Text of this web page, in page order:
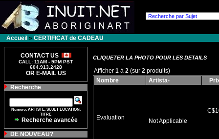
Accueil » CERTIFICAT de CADEAU
CONTACT US
CALL: 11AM - 9PM PST
604.913.2428
OR E-MAIL US
Recherche
Numero, ARTISTE, SUJET LOCATION,
TITRE
Recherche avancée
DE NOUVEAU?
CLIQUETER LA PHOTO POUR LES DETAILS
Afficher 1 à 2 (sur 2 produits)
Nombre
Artista-
Evaluation Not Applicable